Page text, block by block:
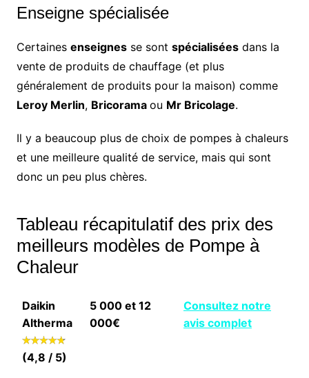
Enseigne spécialisée
Certaines enseignesse sont spécialiséesdans la
vente de produits de chauffage (et plus
généralement de produits pour la maison) comme
Leroy Merlin, Bricorama ou Mr Bricolage.
Il y a beaucoup plus de choix de pompes à chaleurs
et une meilleure qualité de service, mais qui sont
donc un peu plus chères.
Tableau récapitulatif des prix des
meilleurs modèles de Pompe à
Chaleur
Daikin
Altherma
(4,8 / 5)
5 000 et 12
000€
Consultez notre
avis complet